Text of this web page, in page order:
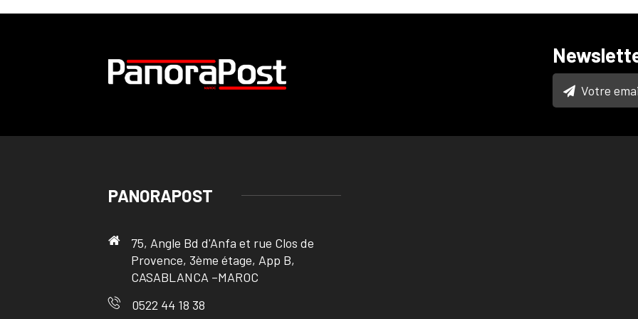
PANORAPOST
75, Angle Bd d'Anfa et rue Clos de
Provence, 3ème étage, App B,
CASABLANCA –MAROC
0522 44 18 38